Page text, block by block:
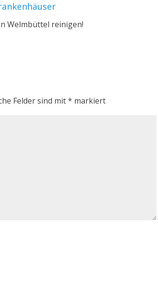
Welmbüttel reinigen!
Felder sind mit* markiert